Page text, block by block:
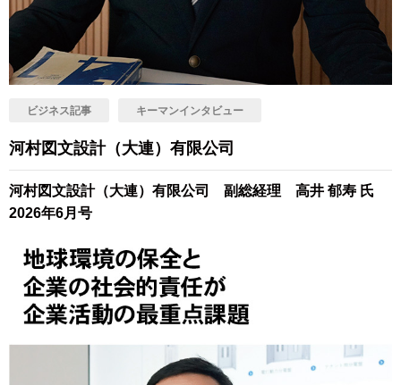
ビジネス記事 キーマンインタビュー
河村図文設計（大連）有限公司
河村図文設計（大連）有限公司 副総経理 高井 郁寿 氏
2026年6月号